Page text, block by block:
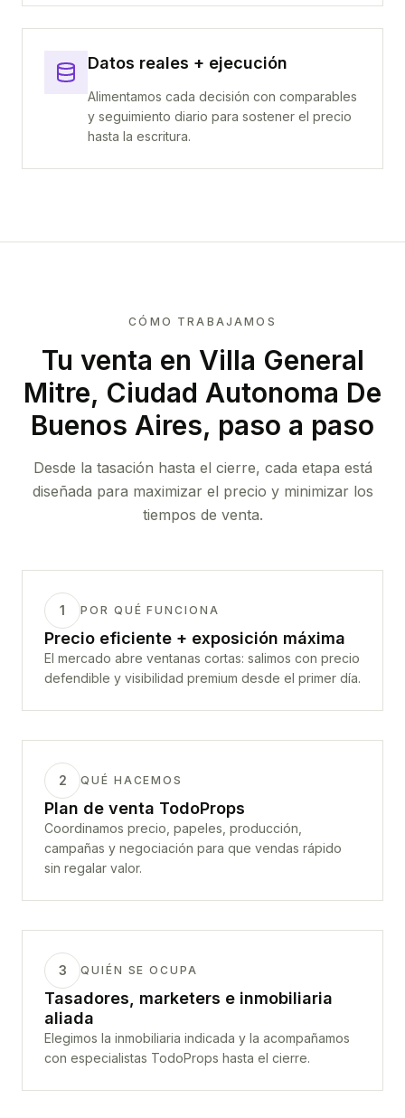
Datos reales + ejecución
Alimentamos cada decisión con comparables
y seguimiento diario para sostener el precio
hasta la escritura.
CÓMO TRABAJAMOS
Tu venta en Villa General
Mitre, Ciudad Autonoma De
Buenos Aires, paso a paso
Desde la tasación hasta el cierre, cada etapa está
diseñada para maximizar el precio y minimizar los
tiempos de venta.
1 POR QUÉ FUNCIONA
Precio eficiente + exposición máxima
El mercado abre ventanas cortas: salimos con precio
defendible y visibilidad premium desde el primer día.
2 QUÉ HACEMOS
Plan de venta TodoProps
Coordinamos precio, papeles, producción,
campañas y negociación para que vendas rápido
sin regalar valor.
3 QUIÉN SE OCUPA
Tasadores, marketers e inmobiliaria
aliada
Elegimos la inmobiliaria indicada y la acompañamos
con especialistas TodoProps hasta el cierre.